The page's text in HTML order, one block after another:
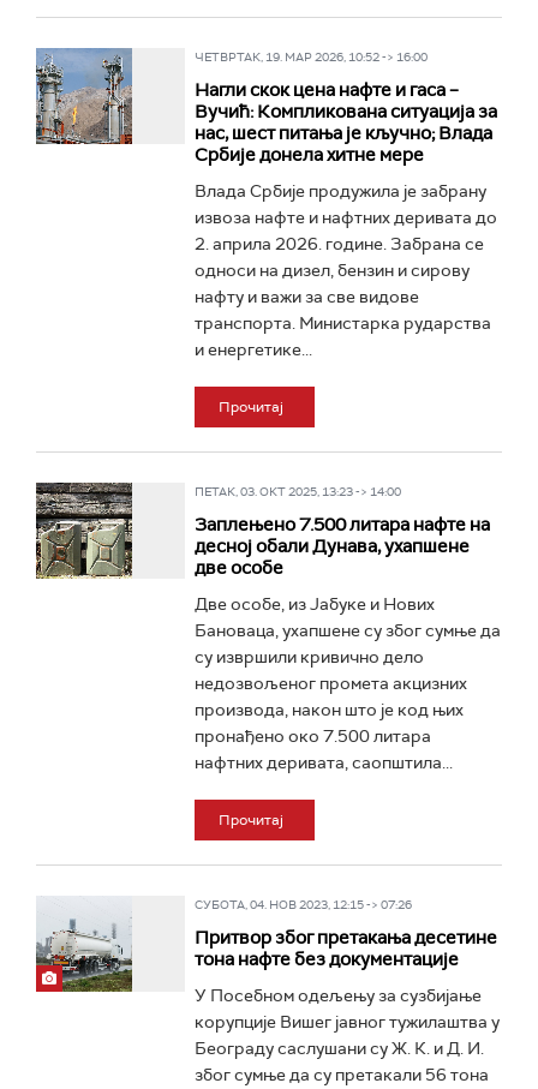
ЧЕТВРТАК, 19. МАР 2026, 10:52 -> 16:00
Нагли скок цена нафте и гаса –
Вучић: Компликована ситуација за
нас, шест питања је кључно; Влада
Србије донела хитне мере
Влада Србије продужила је забрану
извоза нафте и нафтних деривата до
2. априла 2026. године. Забрана се
односи на дизел, бензин и сирову
нафту и важи за све видове
транспорта. Министарка рударства
и енергетике...
Прочитај
ПЕТАК, 03. ОКТ 2025, 13:23 -> 14:00
Заплењено 7.500 литара нафте на
десној обали Дунава, ухапшене
две особе
Две особе, из Јабуке и Нових
Бановаца, ухапшене су због сумње да
су извршили кривично дело
недозвољеног промета акцизних
производа, након што је код њих
пронађено око 7.500 литара
нафтних деривата, саопштила...
Прочитај
СУБОТА, 04. НОВ 2023, 12:15 -> 07:26
Притвор због претакања десетине
тона нафте без документације
У Посебном одељењу за сузбијање
корупције Вишег јавног тужилаштва у
Београду саслушани су Ж. К. и Д. И.
због сумње да су претакали 56 тона